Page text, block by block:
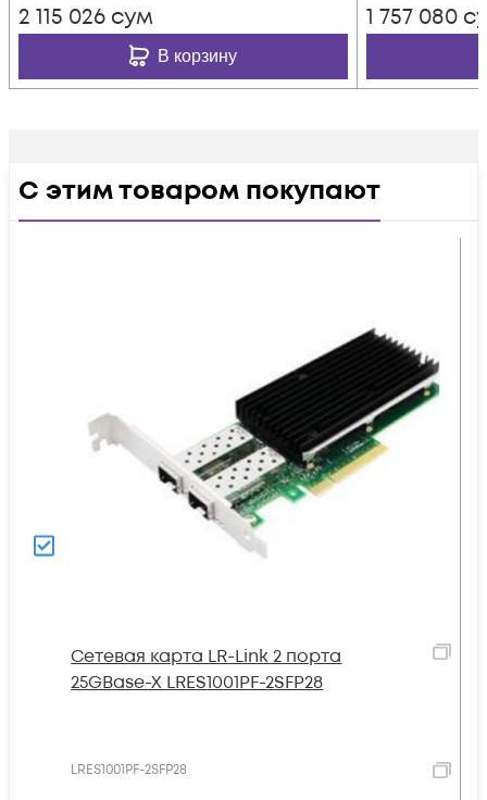
2 115 026 сум
В корзину
1 757 080
С этим товаром покупают
Сетевая карта LR-Link 2 порта
25GBase-X LRES1001PF-2SFP28
LRES1001PF-2SFP28